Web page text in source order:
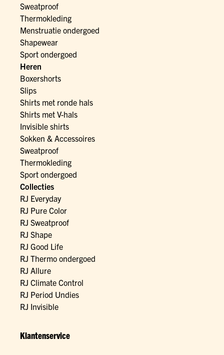
Sweatproof
Thermokleding
Menstruatie ondergoed
Shapewear
Sport ondergoed
Heren
Boxershorts
Slips
Shirts met ronde hals
Shirts met V-hals
Invisible shirts
Sokken & Accessoires
Sweatproof
Thermokleding
Sport ondergoed
Collecties
RJ Everyday
RJ Pure Color
RJ Sweatproof
RJ Shape
RJ Good Life
RJ Thermo ondergoed
RJ Allure
RJ Climate Control
RJ Period Undies
RJ Invisible
Klantenservice